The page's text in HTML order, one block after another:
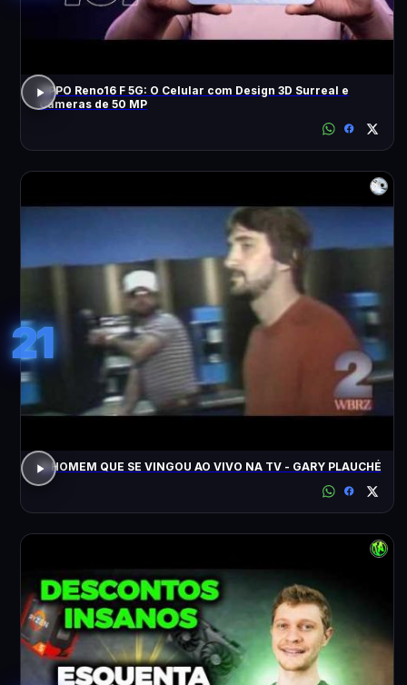
OPPO Reno16 F 5G: O Celular com Design 3D Surreal e
Câmeras de 50 MP
21
O HOMEM QUE SE VINGOU AO VIVO NA TV - GARY PLAUCHÉ